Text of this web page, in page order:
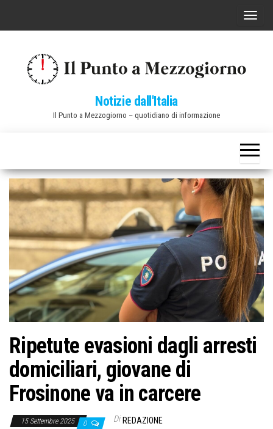
C
a
v
i
g
a
z
i
o
n
e
Notizie dall'Italia
Il Punto a Mezzogiorno – quotidiano di informazione
Ripetute evasioni dagli arresti
domiciliari, giovane di
Frosinone va in carcere
15 Settembre 2025 0 Di REDAZIONE